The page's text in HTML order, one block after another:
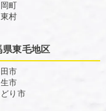
岡町
東村
県東毛地区
田市
生市
どり市